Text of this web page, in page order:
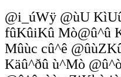
@i_úWÿ @ùU
fûKûiKû Mò@û^û
Mûùc cû^ê
Käû^ðû ù^Mò